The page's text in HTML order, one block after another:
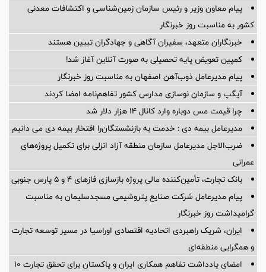
پیام معاون وزیر و رئیس سازمان زمین‌شناسی و اکتشافات معدنی
کشور به مناسبت روز خبرنگار
خبرنگاران متعهد، سفیران آگاهی و جهادگران تبیین هستند
کمپین تعویض پایه تحصیلی به صورت آنلاین آغاز شد!
پیام مدیرعامل ذوب‌آهن اصفهان به مناسبت روز خبرنگار
آیگپ و سازمان نوسازی مدارس کشور تفاهم‌نامه امضا کردند
چرا قیمت مس دوباره وارد کانال ۱۴ هزار دلار شد
مدیرعامل بیمه دی : خدمت به بازنشستگان‌را افتخار بیمه دی می دانیم
ضرب‌الاجل مدیرعامل سازمان منطقه آزاد انزلی برای تكمیل پروژه‌های
عمرانی
بانک تجارت، تأمین‌کننده مالی پروژه بازسازی فازهای ۴ و ۵ پارس جنوبی
پیام مدیرعامل شركت صنایع پتروشیمی مسجدسلیمان به مناسبت
گرامیداشت روز خبرنگار
ایران، شریک راهبردی اتحادیه اقتصادی اوراسیا در مسیر توسعه تجارت
و همگرایی منطقه‌ای
امضای یادداشت تفاهم همکاری ایران و پاکستان برای تحقق تجارت ۱۰